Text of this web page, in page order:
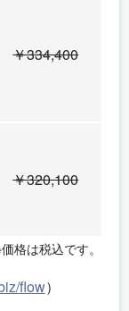
￥334,400
￥320,100
格は税込です。
flow）